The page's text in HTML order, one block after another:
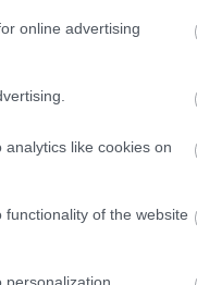
online advertising
like cookies on
of the website
Fesztivál,
koreográfiát a
is a világhírű
vezető
az Arc és a
ben